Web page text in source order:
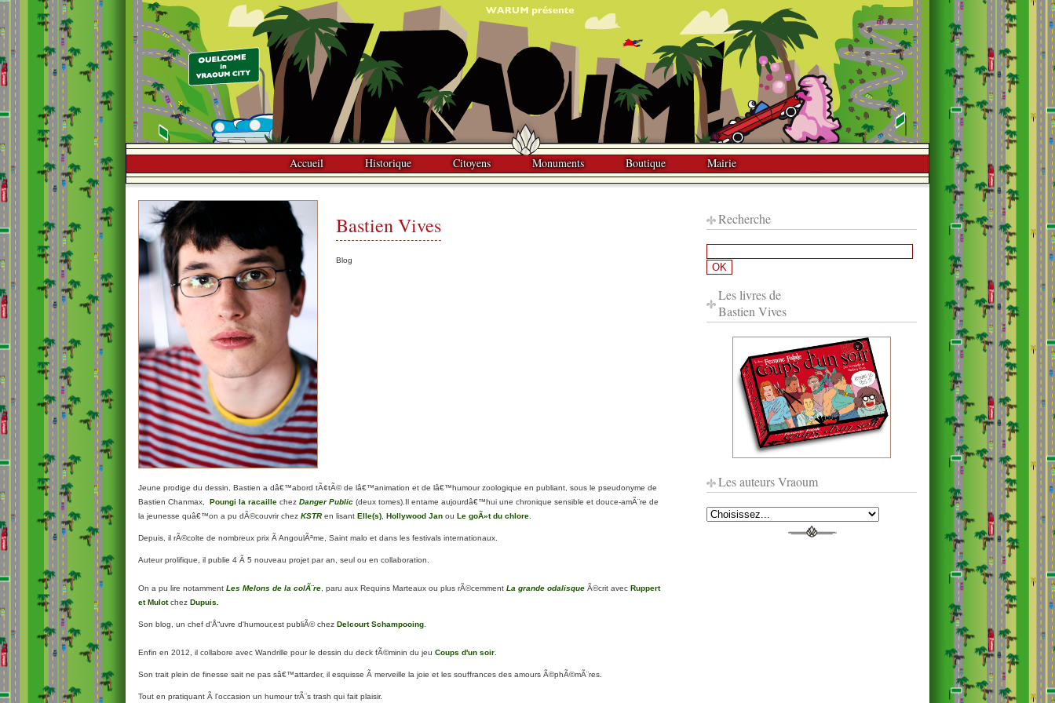
Accueil Historique Citoyens Monuments Boutique Mairie
Bastien Vives
Blog
Jeune prodige du dessin, Bastien a dâ€™abord tÃ¢tÃ© de lâ€™animation et de lâ€™humour zoologique en publiant, sous le pseudonyme de
Bastien Chanmax, Poungi la racaille chez Danger Public (deux tomes).Il entame aujourdâ€™hui une chronique sensible et douce-amÃ¨re de
la jeunesse quâ€™on a pu dÃ©couvrir chez KSTR en lisant Elle(s) Hollywood Jan ou Le goÃ»t du chlore
Depuis, il rÃ©colte de nombreux prix Ã AngoulÃªme, Saint malo et dans les festivals internationaux.
Auteur prolifique, il publie 4 Ã 5 nouveau projet par an, seul ou en collaboration.
On a pu lire notamment Les Melons de la colÃ¨re , paru aux Requins Marteaux ou plus rÃ©cemment La grande odalisque Ã©crit avec Ruppert
et Mulot chez Dupuis
Son blog, un chef d'Å“uvre d'humour,est publiÃ© chez Delcourt Schampooing
Enfin en 2012, il collabore avec Wandrille pour le dessin du deck fÃ©minin du jeu Coups d'un soir
Son trait plein de finesse sait ne pas sâ€™attarder, il esquisse Ã merveille la joie et les souffrances des amours Ã©phÃ©mÃ¨res.
Tout en pratiquant Ã l'occasion un humour trÃ¨s trash qui fait plaisir.
Recherche
Les livres de
Bastien Vives
Les auteurs Vraoum